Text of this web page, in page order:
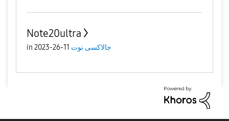
Note20ultra
in جالاكسى نوت 11-26-2023